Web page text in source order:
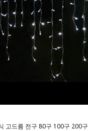
고드름 전구 80구 100구 200구